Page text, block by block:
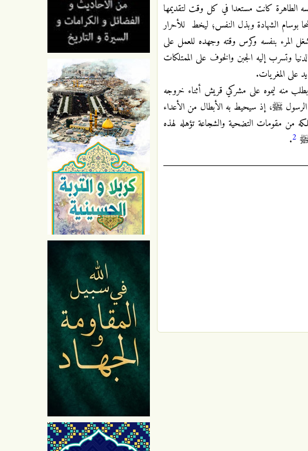
الطاهرة كانت مستعدا في كل وقت لتقديمها
بوسام الشهادة وبذل النفس؛ ليخط للأحرار
المرء بنفسه وكرس وقته وجهده للعمل على
وتسرب إليه الجبن والخوف على الممتلكات
على المغريات.
منه ليموه على مشركي قريش أثناء خروجه
الرسول ﷺ، إذ سيحيط به الأبطال من الأعداء
من مقومات التضحية والشجاعة تؤهله لهذه
ﷺ 2
.